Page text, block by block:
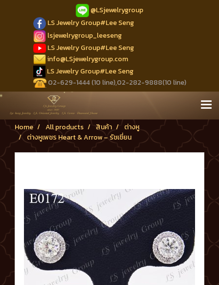
@LSjewelrygroup
LS Jewelry Group#Lee Seng
lsjewelrygroup_leeseng
LS Jewelry Group#Lee Seng
info@LSjewelrygroup.com
LS Jewelry Group#Lee Seng
02-629-1444 (10 line),02-282-9888(10 line)
Home All products สินค้า
ต่างหู
ต่างหูเพชร Heart & Arrow – รัชเชี่ยน